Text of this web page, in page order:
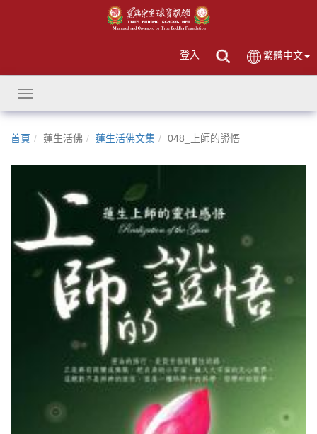
登入 繁體中文
Toggle
navigation
首頁 蓮生活佛 蓮生活佛文集 048_上師的證悟